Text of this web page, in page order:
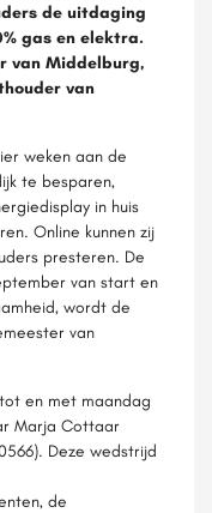
de uitdaging
gas en elektra.
van Middelburg,
van
weken aan de
te besparen,
in huis
Online kunnen zij
presteren. De
van start en
wordt de
van
en met maandag
Marja Cottaar
Deze wedstrijd
de